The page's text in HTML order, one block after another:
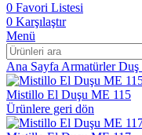
0 Favori Listesi
0 Karşılaştır
Menü
Ana Sayfa ArmatürlerDuş
Mistillo El Duşu ME 115
Ürünlere geri dön